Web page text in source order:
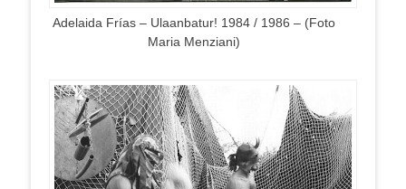
Adelaida Frías – Ulaanbatur! 1984 / 1986 – (Foto
Maria Menziani)